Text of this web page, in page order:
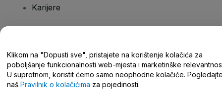
Karijere
Centar za pomoć/kontaktirajte nas
Klikom na "Dopusti sve", pristajete na korištenje kolačića za
poboljšanje funkcionalnosti web-mjesta i marketinške
U suprotnom, koristit ćemo samo neophodne kolačiće.
naš Pravilnik o kolačićima za pojedinosti.